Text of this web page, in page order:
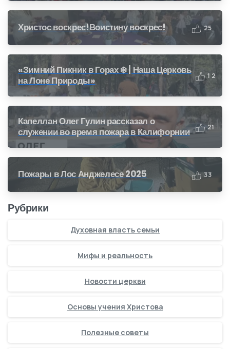
Христос воскрес!Воистину воскрес! 25
«Зимний Пикник в Горах ❄️ | Наша Церковь
на Лоне Природы»
1 2
Капеллан Олег Гулин рассказал о
служении во время пожара в Калифорнии
21
Пожары в Лос Анджелесе 2025 33
Рубрики
Духовная власть семьи
Мифы и реальность
Новости церкви
Основы учения Христова
Полезные советы